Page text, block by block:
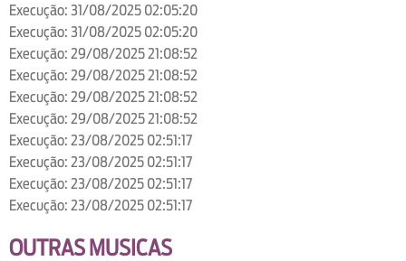
Execução: 31/08/2025 02:05:20
Execução: 31/08/2025 02:05:20
Execução: 29/08/2025 21:08:52
Execução: 29/08/2025 21:08:52
Execução: 29/08/2025 21:08:52
Execução: 29/08/2025 21:08:52
Execução: 23/08/2025 02:51:17
Execução: 23/08/2025 02:51:17
Execução: 23/08/2025 02:51:17
Execução: 23/08/2025 02:51:17
OUTRAS MUSICAS